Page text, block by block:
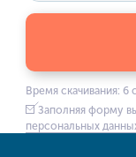
Время скачивания:
Заполняя форму
персональных